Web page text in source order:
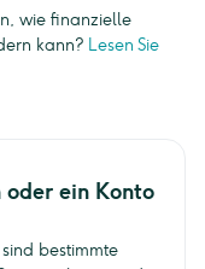
wie finanzielle
kann? Lesen Sie
ein Konto
bestimmte